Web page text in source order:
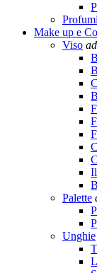
Make up e
Viso
Palette
Unghie